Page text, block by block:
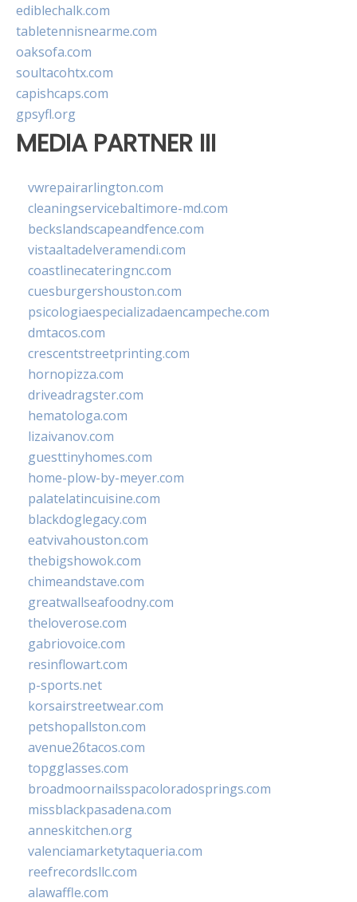
ediblechalk.com
tabletennisnearme.com
oaksofa.com
soultacohtx.com
capishcaps.com
gpsyfl.org
MEDIA PARTNER III
vwrepairarlington.com
cleaningservicebaltimore-md.com
beckslandscapeandfence.com
vistaaltadelveramendi.com
coastlinecateringnc.com
cuesburgershouston.com
psicologiaespecializadaencampeche.com
dmtacos.com
crescentstreetprinting.com
hornopizza.com
driveadragster.com
hematologa.com
lizaivanov.com
guesttinyhomes.com
home-plow-by-meyer.com
palatelatincuisine.com
blackdoglegacy.com
eatvivahouston.com
thebigshowok.com
chimeandstave.com
greatwallseafoodny.com
theloverose.com
gabriovoice.com
resinflowart.com
p-sports.net
korsairstreetwear.com
petshopallston.com
avenue26tacos.com
topgglasses.com
broadmoornailsspacoloradosprings.com
missblackpasadena.com
anneskitchen.org
valenciamarketytaqueria.com
reefrecordsllc.com
alawaffle.com